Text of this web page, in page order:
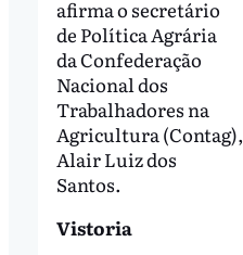
afirma o secretário
de Política Agrária
da Confederação
Nacional dos
Trabalhadores na
Agricultura (Contag),
Alair Luiz dos
Santos.
Vistoria